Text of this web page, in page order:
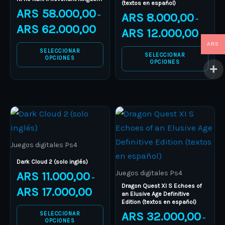
ARS 58.000,00 –
ARS 62.000,00
SELECCIONAR
OPCIONES
the
product
page
(textos en español)
ARS 8.000,00 –
ARS 12.000,00
SELECCIONAR
OPCIONES
the
product
Juegos digitales Ps4
Dark Cloud 2 (solo inglés)
ARS 11.000,00 –
ARS 17.000,00
ARS 11.000,00
ARS 17.000,00
SELECCIONAR
OPCIONES
This
product
has
The
options
may
Juegos digitales Ps4
Dragon Quest XI S Echoes of
an Elusive Age Definitive
Edition (textos en español)
ARS 32.000,00 –
Price
ARS
through
ARS
This
product
has
multiple
variants.
The
options
may
ARS